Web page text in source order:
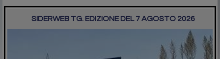
SIDERWEB TG. EDIZIONE DEL 7 AGOSTO 2026